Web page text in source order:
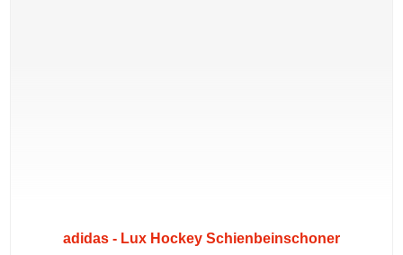
adidas - Lux Hockey Schienbeinschoner